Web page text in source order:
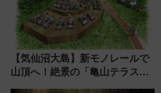
【気仙沼大島】新モノレールで
山頂へ！絶景の「亀山テラス